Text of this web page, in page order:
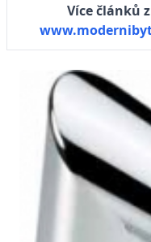
Více článků